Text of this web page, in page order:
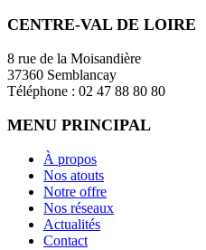
CENTRE-VAL DE LOIRE
8 rue de la Moisandière
37360 Semblancay
Téléphone : 02 47 88 80 80
MENU PRINCIPAL
À propos
Nos atouts
Notre offre
Nos réseaux
Actualités
Contact